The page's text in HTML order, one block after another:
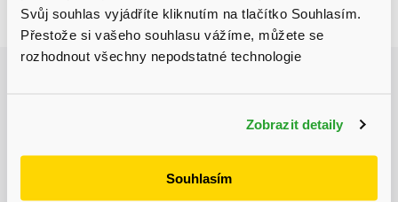
Svůj souhlas vyjádříte kliknutím na tlačítko Souhlasím.
Přestože si vašeho souhlasu vážíme, můžete se
rozhodnout všechny nepodstatné technologie
Zobrazit detaily
Souhlasím
Zeptat se Sdílet
Autodoprava
nadměrných nákladů kamkoliv v ČR